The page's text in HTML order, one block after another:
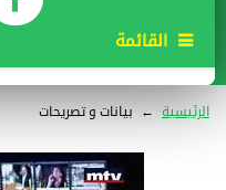
القائمة
الرئيسية ← بيانات و تصريحات